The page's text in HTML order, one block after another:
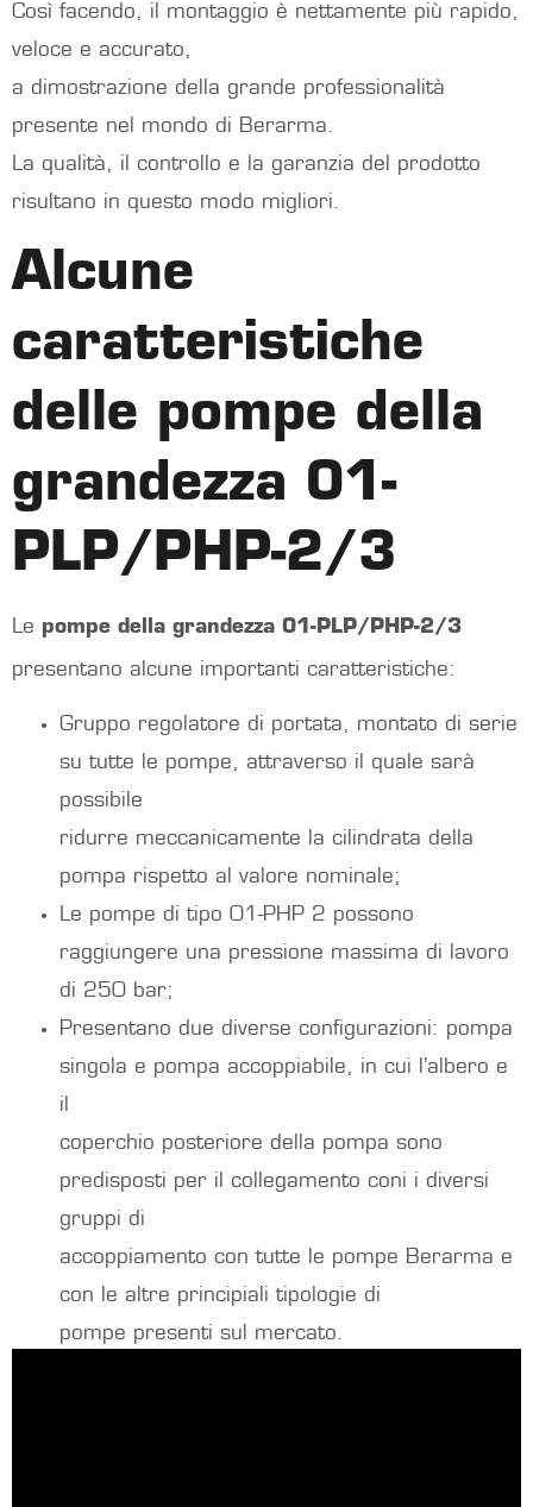
Così facendo, il montaggio è nettamente più rapido,
veloce e accurato,
a dimostrazione della grande professionalità
presente nel mondo di Berarma.
La qualità, il controllo e la garanzia del prodotto
risultano in questo modo migliori.
Alcune
caratteristiche
delle pompe della
grandezza 01-
PLP/PHP-2/3
Le pompe della grandezza 01-PLP/PHP-2/3
presentano alcune importanti caratteristiche:
Gruppo regolatore di portata, montato di serie
su tutte le pompe, attraverso il quale sarà
possibile
ridurre meccanicamente la cilindrata della
pompa rispetto al valore nominale;
Le pompe di tipo 01-PHP 2 possono
raggiungere una pressione massima di lavoro
di 250 bar;
Presentano due diverse configurazioni: pompa
singola e pompa accoppiabile, in cui l’albero e
il
coperchio posteriore della pompa sono
predisposti per il collegamento coni i diversi
gruppi di
accoppiamento con tutte le pompe Berarma e
con le altre principiali tipologie di
pompe presenti sul mercato.